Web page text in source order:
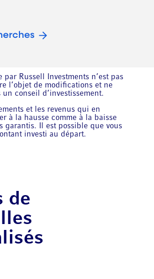
par Russell Investments n’est pas
l’objet de modifications et ne
conseil d’investissement.
et les revenus qui en
à la hausse comme à la baisse
garantis. Il est possible que vous
investi au départ.
de